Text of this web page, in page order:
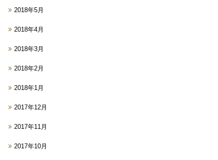
2018年5月
2018年4月
2018年3月
2018年2月
2018年1月
2017年12月
2017年11月
2017年10月